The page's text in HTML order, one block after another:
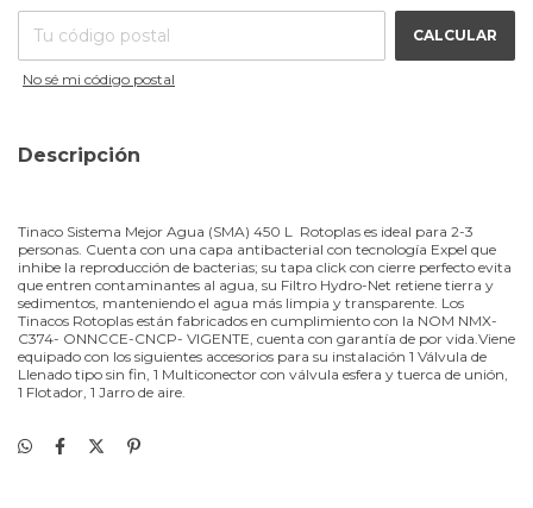
CALCULAR
No sé mi código postal
Descripción
Tinaco Sistema Mejor Agua (SMA) 450 L Rotoplas es ideal para 2-3
personas. Cuenta con una capa antibacterial con tecnología Expel que
inhibe la reproducción de bacterias; su tapa click con cierre perfecto evita
que entren contaminantes al agua, su Filtro Hydro-Net retiene tierra y
sedimentos, manteniendo el agua más limpia y transparente. Los
Tinacos Rotoplas están fabricados en cumplimiento con la NOM NMX-
C374- ONNCCE-CNCP- VIGENTE, cuenta con garantía de por vida.Viene
equipado con los siguientes accesorios para su instalación 1 Válvula de
Llenado tipo sin fin, 1 Multiconector con válvula esfera y tuerca de unión,
1 Flotador, 1 Jarro de aire.